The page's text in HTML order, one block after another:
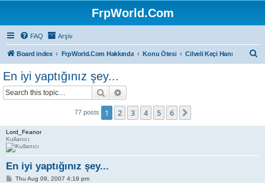
FrpWorld.Com
FAQ Arşiv
Board index FrpWorld.Com Hakkında Konu Ötesi Cilveli Keçi Hanı
En iyi yaptığınız şey...
Search
77 posts 1 2 3 4 5 6
Lord_Feanor
Kullanıcı
En iyi yaptığınız şey...
PThu Aug 09, 2007 4:19 pm